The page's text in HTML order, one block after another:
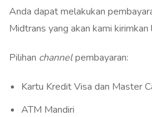
Anda dapat melakukan
Midtrans yang akan kami
Pilihan channelpembayaran:
Kartu Kredit Visa dan Master
ATM Mandiri